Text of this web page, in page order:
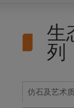
生
列
仿石及艺术